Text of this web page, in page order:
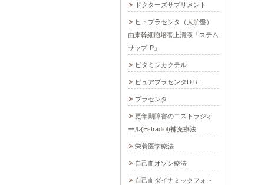
ドクターズサプリメント
ヒトプラセンタ（人胎盤）
由来幹細胞培養上清液「ステム
サップ-P」
ビタミンカクテル
ピュアプラセンタD.R.
プラセンタ
更年期障害のエストラジオ
ール(Estradiol)補充療法
栄養医学療法
自己血オゾン療法
自己血ダイナミックフォト